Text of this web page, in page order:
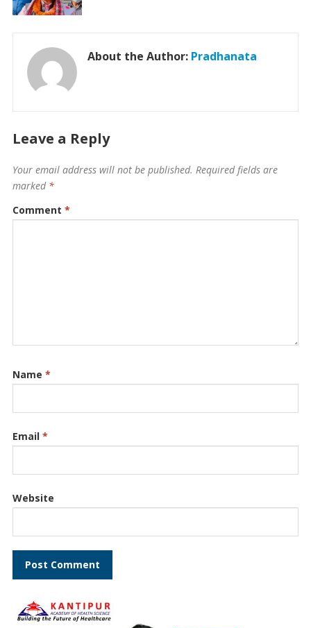
About the Author: Pradhanata
Leave a Reply
Your email address will not be published. Required fields are
marked *
Comment *
Name *
Email *
Website